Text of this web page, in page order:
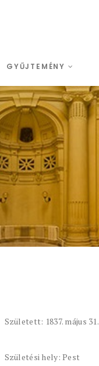
GYŰJTEMÉNY
Született: 1837. május 31.
Születési hely: Pest